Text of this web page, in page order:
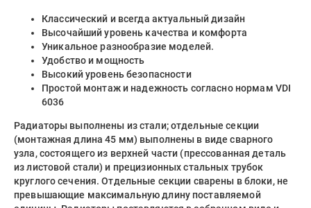
Классический и всегда актуальный дизайн
Высочайший уровень качества и комфорта
Уникальное разнообразие моделей.
Удобство и мощность
Высокий уровень безопасности
Простой монтаж и надежность согласно нормам VDI
6036
Радиаторы выполнены из стали; отдельные секции
(монтажная длина 45 мм) выполнены в виде сварного
узла, состоящего из верхней части (прессованная деталь
из листовой стали) и прецизионных стальных трубок
круглого сечения. Отдельные секции сварены в блоки, не
превышающие максимальную длину поставляемой